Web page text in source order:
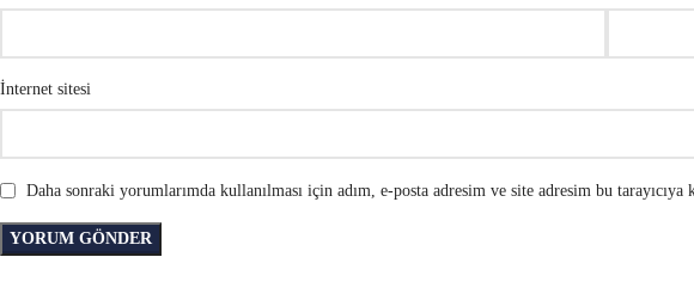
İnternet sitesi
Daha sonraki yorumlarımda kullanılması için adım, e-posta adresim ve site adresim bu tarayıcıya